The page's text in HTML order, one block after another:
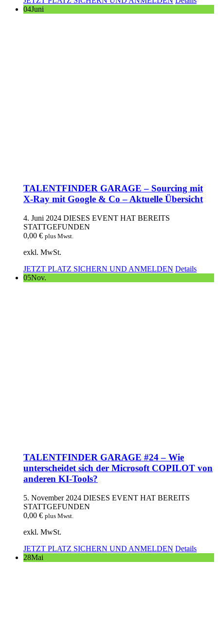
04Juni
TALENTFINDER GARAGE – Sourcing mit
X-Ray mit Google & Co – Aktuelle Übersicht
4. Juni 2024 DIESES EVENT HAT BEREITS
STATTGEFUNDEN
0,00 € plus Mwst.
exkl. MwSt.
JETZT PLATZ SICHERN UND ANMELDEN Details
05Nov.
TALENTFINDER GARAGE #24 – Wie
unterscheidet sich der Microsoft COPILOT von
anderen KI-Tools?
5. November 2024 DIESES EVENT HAT BEREITS
STATTGEFUNDEN
0,00 € plus Mwst.
exkl. MwSt.
JETZT PLATZ SICHERN UND ANMELDEN Details
28Mai